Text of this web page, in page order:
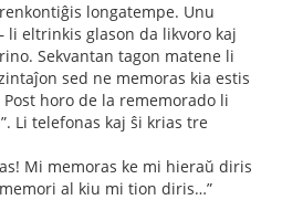
longatempe. Unu
li eltrinkis glason da likvoro kaj
Sekvantan tagon matene li
sed ne memoras kia estis
horo de la rememorado li
Li telefonas kaj ŝi krias tre
Mi memoras ke mi hieraŭ diris
al kiu mi tion diris…”